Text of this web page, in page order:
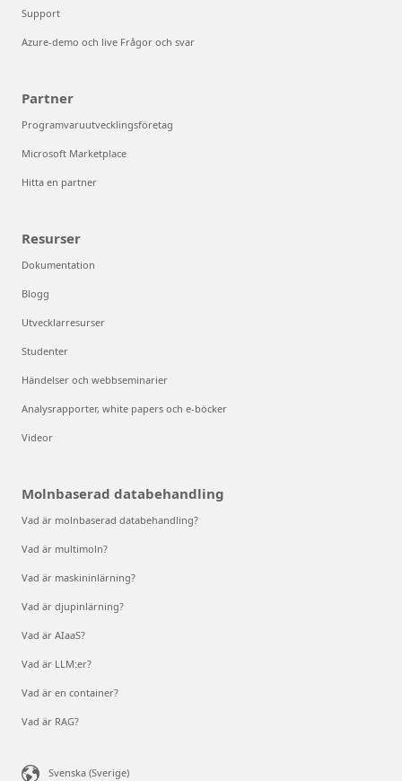
Support
Azure-demo och live Frågor och svar
Partner
Programvaruutvecklingsföretag
Microsoft Marketplace
Hitta en partner
Resurser
Dokumentation
Blogg
Utvecklarresurser
Studenter
Händelser och webbseminarier
Analysrapporter, white papers och e-böcker
Videor
Molnbaserad databehandling
Vad är molnbaserad databehandling?
Vad är multimoln?
Vad är maskininlärning?
Vad är djupinlärning?
Vad är AIaaS?
Vad är LLM:er?
Vad är en container?
Vad är RAG?
Svenska (Sverige)